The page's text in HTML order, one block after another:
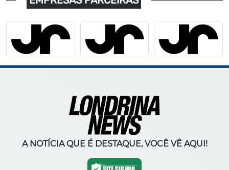
A NOTÍCIA QUE É DESTAQUE, VOCÊ VÊ AQUI!